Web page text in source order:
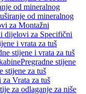
od mineralnog
od mineralnog
za Montažni
dijelovi za Specifični
i vrata za tuš
stijene i vrata za tuš
Pregradne stijene
stijene za tuš
Vrata za tuš
za odlaganje za niše